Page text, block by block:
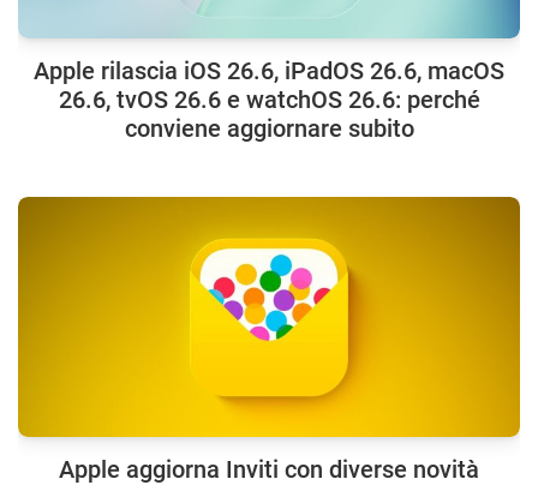
Apple rilascia iOS 26.6, iPadOS 26.6, macOS
26.6, tvOS 26.6 e watchOS 26.6: perché
conviene aggiornare subito
Apple aggiorna Inviti con diverse novità